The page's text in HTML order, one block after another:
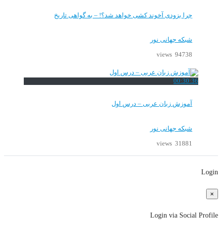
چرا بزودی آخوند کشی خواهد شد؟! – به گواهی تاریخ
شبکه جهانی نور
94738 views
00:30:36
آموزش زبان عربی – درس اول
شبکه جهانی نور
31881 views
Login
×
Login via Social Profile